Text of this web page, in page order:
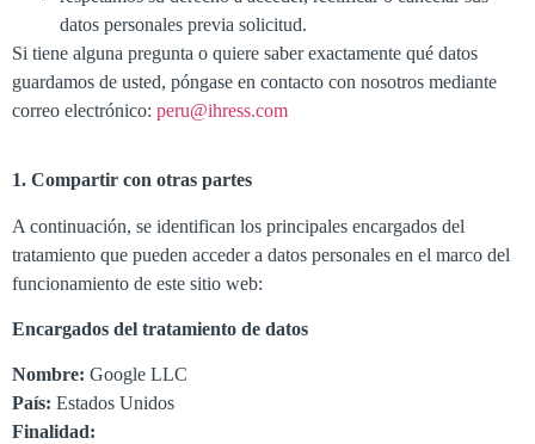
datos personales previa solicitud.
Si tiene alguna pregunta o quiere saber exactamente qué datos
guardamos de usted, póngase en contacto con nosotros mediante
correo electrónico: peru@ihress.com
1. Compartir con otras partes
A continuación, se identifican los principales encargados del
tratamiento que pueden acceder a datos personales en el marco del
funcionamiento de este sitio web:
Encargados del tratamiento de datos
Nombre: Google LLC
País: Estados Unidos
Finalidad: